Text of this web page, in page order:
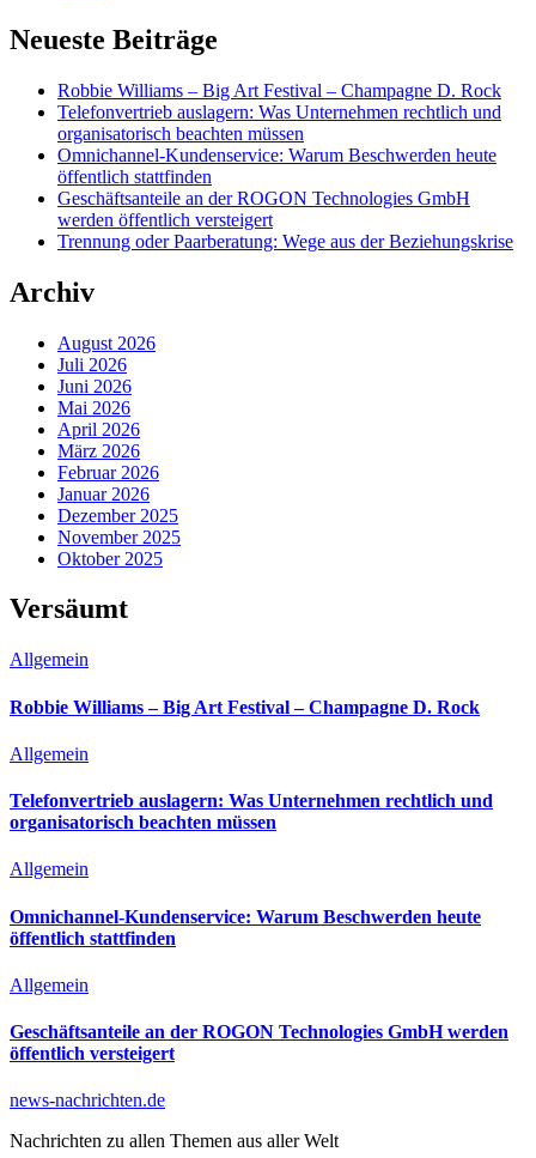
Neueste Beiträge
Robbie Williams – Big Art Festival – Champagne D. Rock
Telefonvertrieb auslagern: Was Unternehmen rechtlich und
organisatorisch beachten müssen
Omnichannel-Kundenservice: Warum Beschwerden heute
öffentlich stattfinden
Geschäftsanteile an der ROGON Technologies GmbH
werden öffentlich versteigert
Trennung oder Paarberatung: Wege aus der Beziehungskrise
Archiv
August 2026
Juli 2026
Juni 2026
Mai 2026
April 2026
März 2026
Februar 2026
Januar 2026
Dezember 2025
November 2025
Oktober 2025
Versäumt
Allgemein
Robbie Williams – Big Art Festival – Champagne D. Rock
Allgemein
Telefonvertrieb auslagern: Was Unternehmen rechtlich und
organisatorisch beachten müssen
Allgemein
Omnichannel-Kundenservice: Warum Beschwerden heute
öffentlich stattfinden
Allgemein
Geschäftsanteile an der ROGON Technologies GmbH werden
öffentlich versteigert
news-nachrichten.de
Nachrichten zu allen Themen aus aller Welt